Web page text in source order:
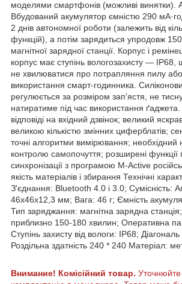
моделями смартфонів (можливі винятки).
Вбудований акумулятор ємністю 290
2 днів автономної роботи (залежить від
функцій), а потім зарядиться упродовж
магнітної зарядної станції. Корпус і
корпус має ступінь вологозахисту —
не хвилюватися про потрапляння пилу
використання смарт-годинника.
регулюється за розміром зап'ястя, не
натиратиме під час використання
відповіді на вхідний дзвінок; великий
великою кількістю змінних циферблатів;
точні алгоритми вимірювання; необхідний
контролю самопочуття; розширені функції
синхронізації з програмою M-Active
якість матеріалів і збирання Технічні
З'єднання: Bluetooth 4.0 і 3.0; Сумісність:
46х46х12,3 мм; Вага: 46 г; Ємність
Тип заряджання: магнітна зарядна
приблизно 150-180 хвилин; Оперативна
Ступінь захисту від вологи: IP68;
Роздільна здатність 240 * 240 Матеріал:
Внимание! Комісійний товар. Уточнюйте